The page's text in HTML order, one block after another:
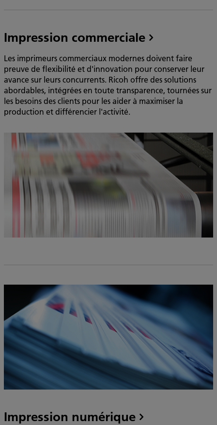
Impression commerciale
Les imprimeurs commerciaux modernes doivent faire
preuve de flexibilité et d'innovation pour conserver leur
avance sur leurs concurrents. Ricoh offre des solutions
abordables, intégrées en toute transparence, tournées sur
les besoins des clients pour les aider à maximiser la
production et différencier l'activité.
Impression numérique